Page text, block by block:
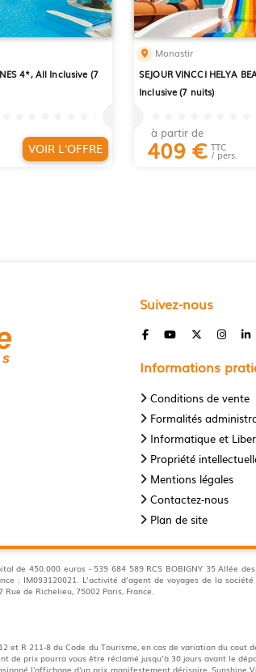
4*, All Inclusive (7
VOIR L'OFFRE
Monastir
SEJOUR VINCCI HELYA
Inclusive (7 nuits)
à partir de
409 € TTC
/ pers.
Suivez-nous
Informations
Conditions de vente
Formalités
Informatique et
Propriété
Mentions légales
Contactez-nous
Plan de site
de 450.000 euros - 539 684 589 RCS BOBIGNY 35 Allée
: IM093120021. L’activité d’agent de voyages de la
de Richelieu, 75002 Paris, France.
et R 211-8 du Code du Tourisme, en cas de variation du
de prix pourra vous être réclamé jusqu’à 30 jours avant le
l'affichage d'un prix manifestement dérisoire,